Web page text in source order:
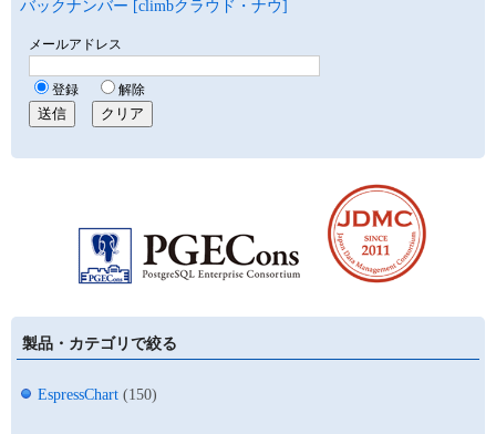
バックナンバー [climbクラウド・ナウ]
製品・カテゴリで絞る
EspressChart (150)